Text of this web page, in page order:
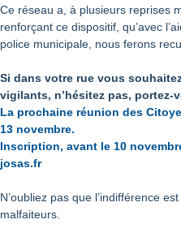
Ce réseau a, à plusieurs reprises
renforçant ce dispositif, qu’avec
police municipale, nous ferons
Si dans votre rue vous
vigilants, n’hésitez pas, portez-
La prochaine réunion des
13 novembre.
Inscription, avant le 10
josas.fr
N’oubliez pas que l’indifférence
malfaiteurs.